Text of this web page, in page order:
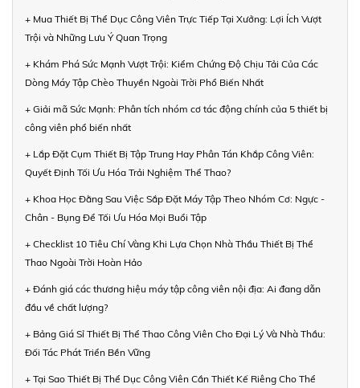
+ Mua Thiết Bị Thể Dục Công Viên Trực Tiếp Tại Xưởng: Lợi Ích Vượt
Trội và Những Lưu Ý Quan Trọng
+ Khám Phá Sức Mạnh Vượt Trội: Kiểm Chứng Độ Chịu Tải Của Các
Dòng Máy Tập Chèo Thuyền Ngoài Trời Phổ Biến Nhất
+ Giải mã Sức Mạnh: Phân tích nhóm cơ tác động chính của 5 thiết bị
công viên phổ biến nhất
+ Lắp Đặt Cụm Thiết Bị Tập Trung Hay Phân Tán Khắp Công Viên:
Quyết Định Tối Ưu Hóa Trải Nghiệm Thể Thao?
+ Khoa Học Đằng Sau Việc Sắp Đặt Máy Tập Theo Nhóm Cơ: Ngực -
Chân - Bụng Để Tối Ưu Hóa Mọi Buổi Tập
+ Checklist 10 Tiêu Chí Vàng Khi Lựa Chọn Nhà Thầu Thiết Bị Thể
Thao Ngoài Trời Hoàn Hảo
+ Đánh giá các thương hiệu máy tập công viên nội địa: Ai đang dẫn
đầu về chất lượng?
+ Bảng Giá Sỉ Thiết Bị Thể Thao Công Viên Cho Đại Lý Và Nhà Thầu:
Đối Tác Phát Triển Bền Vững
+ Tại Sao Thiết Bị Thể Dục Công Viên Cần Thiết Kế Riêng Cho Thể